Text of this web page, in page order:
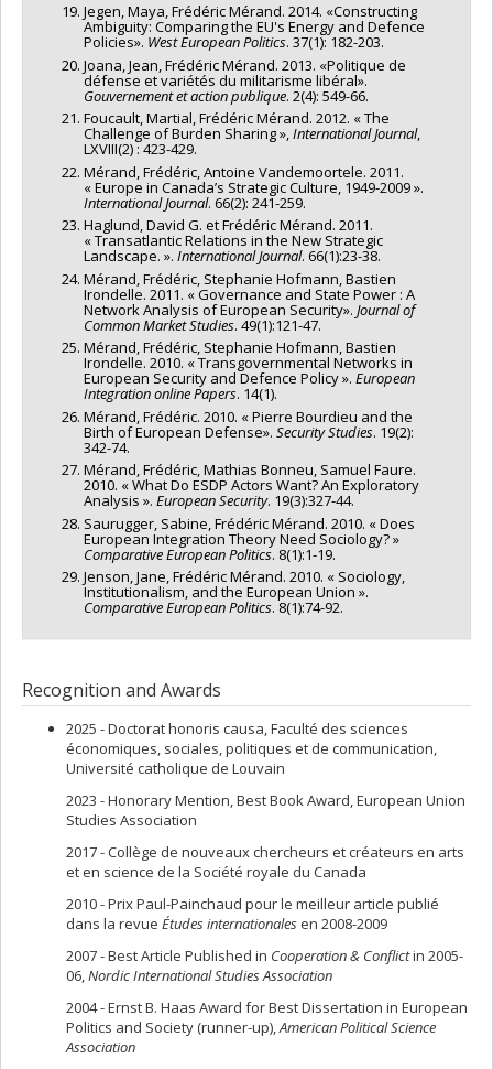
Jegen, Maya, Frédéric Mérand. 2014. «Constructing
Ambiguity: Comparing the EU's Energy and Defence
Policies». West European Politics. 37(1): 182-203.
Joana, Jean, Frédéric Mérand. 2013. «Politique de
défense et variétés du militarisme libéral».
Gouvernement et action publique. 2(4): 549-66.
Foucault, Martial, Frédéric Mérand. 2012. « The
Challenge of Burden Sharing »,International Journal,
LXVIII(2) : 423-429.
Mérand, Frédéric, Antoine Vandemoortele. 2011.
« Europe in Canada’s Strategic Culture, 1949-2009 ».
International Journal. 66(2): 241-259.
Haglund, David G. et Frédéric Mérand. 2011.
« Transatlantic Relations in the New Strategic
Landscape. ». International Journal. 66(1):23-38.
Mérand, Frédéric, Stephanie Hofmann, Bastien
Irondelle. 2011. « Governance and State Power : A
Network Analysis of European Security». Journal of
Common Market Studies. 49(1):121-47.
Mérand, Frédéric, Stephanie Hofmann, Bastien
Irondelle. 2010. « Transgovernmental Networks in
European Security and Defence Policy ». European
Integration online Papers. 14(1).
Mérand, Frédéric. 2010. « Pierre Bourdieu and the
Birth of European Defense». Security Studies. 19(2):
342-74.
Mérand, Frédéric, Mathias Bonneu, Samuel Faure.
2010. « What Do ESDP Actors Want? An Exploratory
Analysis ». European Security. 19(3):327-44.
Saurugger, Sabine, Frédéric Mérand. 2010. « Does
European Integration Theory Need Sociology? »
Comparative European Politics. 8(1):1-19.
Jenson, Jane, Frédéric Mérand. 2010. « Sociology,
Institutionalism, and the European Union ».
Comparative European Politics. 8(1):74-92.
Recognition and Awards
2025 - Doctorat honoris causa, Faculté des sciences
économiques, sociales, politiques et de communication,
Université catholique de Louvain
2023 - Honorary Mention, Best Book Award, European Union
Studies Association
2017 - Collège de nouveaux chercheurs et créateurs en arts
et en science de la Société royale du Canada
2010 - Prix Paul-Painchaud pour le meilleur article publié
dans la revue Études internationalesen 2008-2009
2007 - Best Article Published in Cooperation & Conflictin 2005-
06,Nordic International Studies Association
2004 - Ernst B. Haas Award for Best Dissertation in European
Politics and Society (runner-up),American Political Science
Association